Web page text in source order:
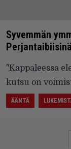
Syvemmän
"Kappaleessa
kutsu on
ÄÄNTÄ